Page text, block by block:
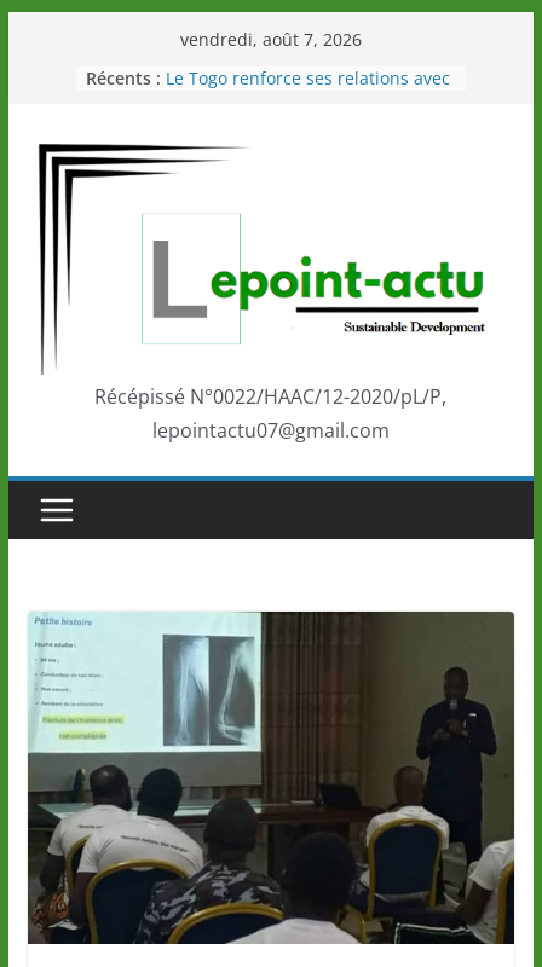
vendredi, août 7, 2026
Récents : Togo: Que retenir de la politique
éducation et de l’ambition de
Le Togo renforce ses relations avec
le Commonwealth Sport
Éléphants en Côte d’Ivoire
LOTO DETENTE”, un nouveau tirage
de la LONATO dès le 02 août 2026
Depuis Glasgow, une Nouvelle
marque de confiance au Togo sur
la scène internationale au-delà des
Récépissé N°0022/HAAC/12-2020/pL/P,
lepointactu07@gmail.com